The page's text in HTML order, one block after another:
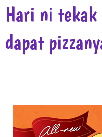
Hari ni tekak
dapat